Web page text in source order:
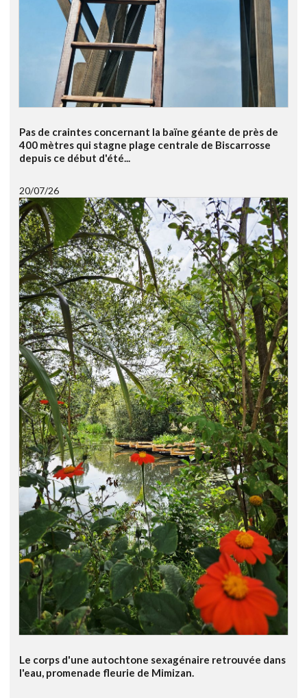
Pas de craintes concernant la baïne géante de près de
400 mètres qui stagne plage centrale de Biscarrosse
depuis ce début d'été...
20/07/26
Le corps d'une autochtone sexagénaire retrouvée dans
l'eau, promenade fleurie de Mimizan.